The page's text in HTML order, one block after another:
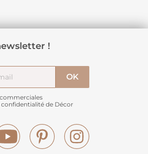
!
de Décor
YouTube Pinterest